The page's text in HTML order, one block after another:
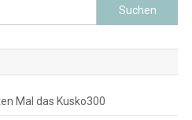
Suchen
nach:
Mal das Kusko300